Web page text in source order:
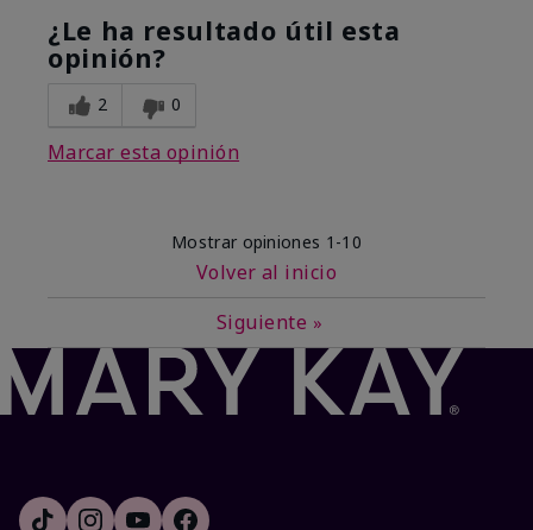
¿Le ha resultado útil esta
opinión?
2 0
Marcar esta opinión
Mostrar opiniones 1-10
Volver al inicio
Siguiente »